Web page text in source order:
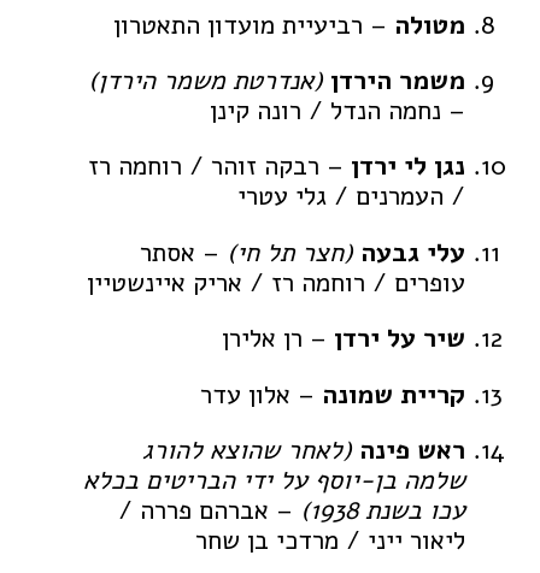
מטולה – רביעיית מועדון התאטרון
משמר הירדן (אנדרטת משמר הירדן)
– נחמה הנדל / רונה קינן
נגן לי ירדן – רבקה זוהר / רוחמה רז
/ העמרנים / גלי עטרי
עלי גבעה(חצר תל חי) – אסתר
עופרים / רוחמה רז / אריק איינשטיין
שיר על ירדן – רן אלירן
קריית שמונה – אלון עדר
ראש פינה (לאחר שהוצא להורג
שלמה בן-יוסף על ידי הבריטים בכלא
עכו בשנת 1938)
– אברהם פררה /
ליאור ייני / מרדכי בן שחר